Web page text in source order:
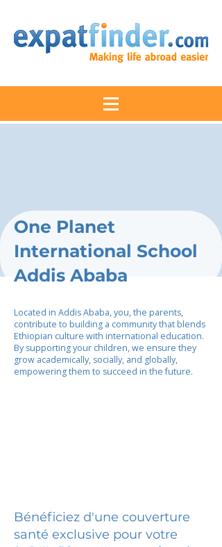
One Planet
International School
Addis Ababa
Located in Addis Ababa, you, the parents,
contribute to building a community that blends
Ethiopian culture with international education.
By supporting your children, we ensure they
grow academically, socially, and globally,
empowering them to succeed in the future.
Bénéficiez d'une couverture
santé exclusive pour votre